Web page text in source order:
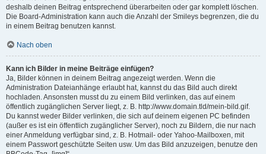
deshalb deinen Beitrag entsprechend überarbeiten oder gar komplett löschen.
Die Board-Administration kann auch die Anzahl der Smileys begrenzen, die du
in einem Beitrag benutzen kannst.
Nach oben
Kann ich Bilder in meine Beiträge einfügen?
Ja, Bilder können in deinem Beitrag angezeigt werden. Wenn die
Administration Dateianhänge erlaubt hat, kannst du das Bild auch direkt
hochladen. Ansonsten musst du zu einem Bild verlinken, das auf einem
öffentlich zugänglichen Server liegt, z. B. http://www.domain.tld/mein-bild.gif.
Du kannst weder Bilder verlinken, die sich auf deinem eigenen PC befinden
(außer es ist ein öffentlich zugänglicher Server), noch zu Bildern, die nur nach
einer Anmeldung verfügbar sind, z. B. Hotmail- oder Yahoo-Mailboxen, mit
einem Passwort geschützte Seiten usw. Um das Bild anzuzeigen, benutze den